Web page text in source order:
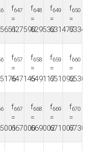
f647
=
627590
f648
=
629532
f649
=
631477
f650
=
f657
=
647145
f658
=
649117
f659
=
651092
f660
=
f667
=
667000
f668
=
669002
f669
=
671007
f670
=